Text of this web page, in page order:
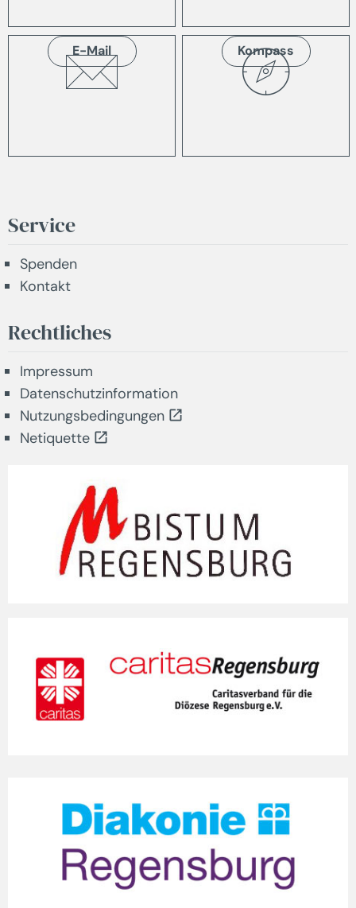
E-Mail Kompass
Service
Spenden
Kontakt
Rechtliches
Impressum
Datenschutzinformation
Nutzungsbedingungen
Netiquette